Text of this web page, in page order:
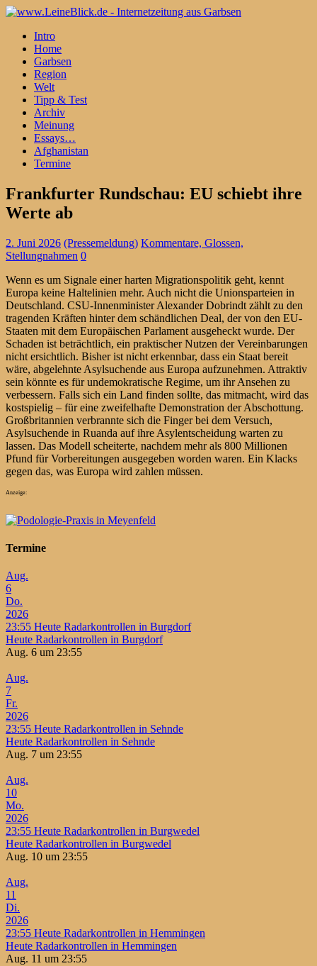
Intro
Home
Garbsen
Region
Welt
Tipp & Test
Archiv
Meinung
Essays…
Afghanistan
Termine
Frankfurter Rundschau: EU schiebt ihre
Werte ab
2. Juni 2026 (Pressemeldung) Kommentare, Glossen,
Stellungnahmen 0
Wenn es um Signale einer harten Migrationspolitik geht, kennt
Europa keine Haltelinien mehr. Auch nicht die Unionsparteien in
Deutschland. CSU-Innenminister Alexander Dobrindt zählt zu den
tragenden Kräften hinter dem schändlichen Deal, der von den EU-
Staaten mit dem Europäischen Parlament ausgeheckt wurde. Der
Schaden ist beträchtlich, ein praktischer Nutzen der Vereinbarungen
nicht ersichtlich. Bisher ist nicht erkennbar, dass ein Staat bereit
wäre, abgelehnte Asylsuchende aus Europa aufzunehmen. Attraktiv
sein könnte es für undemokratische Regime, um ihr Ansehen zu
verbessern. Falls sich ein Land finden sollte, das mitmacht, wird das
kostspielig – für eine zweifelhafte Demonstration der Abschottung.
Großbritannien verbrannte sich die Finger bei dem Versuch,
Asylsuchende in Ruanda auf ihre Asylentscheidung warten zu
lassen. Das Modell scheiterte, nachdem mehr als 800 Millionen
Pfund für Vorbereitungen ausgegeben worden waren. Ein Klacks
gegen das, was Europa wird zahlen müssen.
Anzeige:
Termine
Aug.
6
Do.
2026
23:55 Heute Radarkontrollen in Burgdorf
Heute Radarkontrollen in Burgdorf
Aug. 6 um 23:55
Aug.
7
Fr.
2026
23:55 Heute Radarkontrollen in Sehnde
Heute Radarkontrollen in Sehnde
Aug. 7 um 23:55
Aug.
10
Mo.
2026
23:55 Heute Radarkontrollen in Burgwedel
Heute Radarkontrollen in Burgwedel
Aug. 10 um 23:55
Aug.
11
Di.
2026
23:55 Heute Radarkontrollen in Hemmingen
Heute Radarkontrollen in Hemmingen
Aug. 11 um 23:55